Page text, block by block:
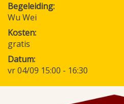
Begeleiding
Wu Wei
Kosten
gratis
Datum
vr 04/09 15:00 - 16:30